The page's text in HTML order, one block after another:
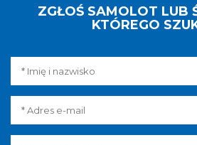
ZGŁOŚ SAMOLOT LUB
KTÓREGO